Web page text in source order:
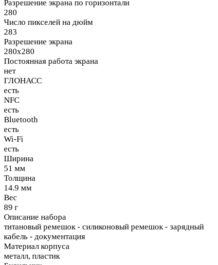
Разрешение экрана по горизонтали
280
Число пикселей на дюйм
283
Разрешение экрана
280x280
Постоянная работа экрана
нет
ГЛОНАСС
есть
NFC
есть
Bluetooth
есть
Wi-Fi
есть
Ширина
51 мм
Толщина
14.9 мм
Вес
89 г
Описание набора
титановый ремешок - силиконовый ремешок - зарядный
кабель - документация
Материал корпуса
металл, пластик